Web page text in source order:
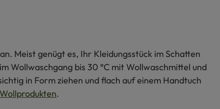
Meist genügt es, Ihr Kleidungsstück im Schatten
Wollwaschgang bis 30 °C mit Wollwaschmittel und
in Form ziehen und flach auf einem Handtuch
.